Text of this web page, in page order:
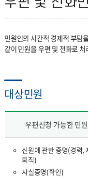
민원인의 시간적 경제적 부담
같이 민원을 우편 및 전화로
대상민원
우편신청 가능한 민원
신원에 관한 증명(경력,
퇴직)
사실증명(확인)